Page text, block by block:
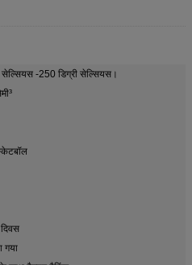
सेल्सियस -250 डिग्री सेल्सियस।
गया